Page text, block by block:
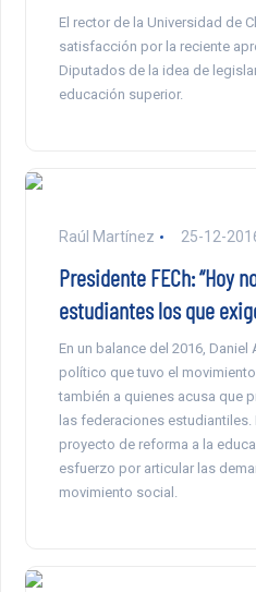
El rector de la Universidad de
satisfacción por la reciente
Diputados de la idea de
educación superior.
Raúl Martínez 25-12-
Presidente FECh: “Hoy
estudiantes los que
En un balance del 2016,
político que tuvo el
también a quienes acusa que
las federaciones estudiantiles.
proyecto de reforma a la
esfuerzo por articular las
movimiento social.